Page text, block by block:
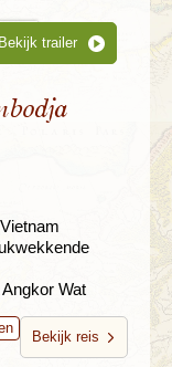
Bekijk trailer
Wat
Bekijk reis